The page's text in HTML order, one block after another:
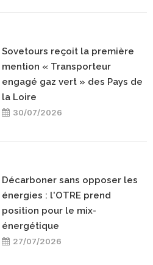
Sovetours reçoit la première
mention « Transporteur
engagé gaz vert » des Pays de
la Loire
30/07/2026
Décarboner sans opposer les
énergies : l'OTRE prend
position pour le mix-
énergétique
27/07/2026